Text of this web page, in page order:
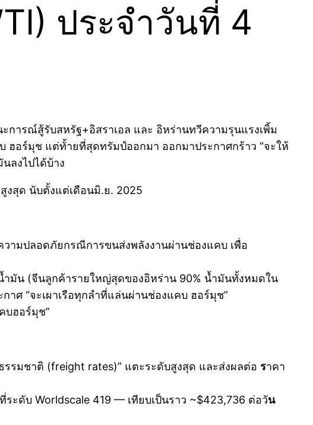
ประจำวันที่ 4
ารณ์สู้รับสหรัฐ+อิสราเอล และ อิหร่านทวีความรุนแรงเพิ้ม
ฮอร์มุช แต่ทั้ายที่สุดทรัมป์ออกมา ออกมาประกาศกร้าว “จะให้
ลงไปได้บ้าง
งสุด นับตั้งแต่เดือนมิ.ย. 2025
วามปลอดภัยกรณีการขนส่งพลังงานผ่านช่องแคบ เพื่อ
น้ำมัน (จีนลูกค้ารายใหญ่สุดของอิหร่าน 90% น้ำมันทั้งหมดใน
าศ “จะเผาเรือทุกลำที่แล่นผ่านช่องแคบ ฮอร์มุช”
บฮอร์มุช”
รรมชาติ (freight rates)” แตะระดับสูงสุด และส่งผลต่อ ราคา
ะดับ Worldscale 419 — เทียบเป็นราว ~$423,736 ต่อวัน